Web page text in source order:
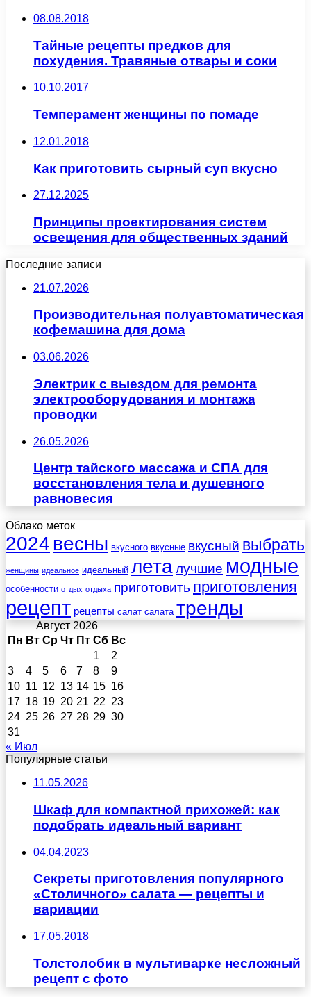
08.08.2018
Тайные рецепты предков для
похудения. Травяные отвары и соки
10.10.2017
Темперамент женщины по помаде
12.01.2018
Как приготовить сырный суп вкусно
27.12.2025
Принципы проектирования систем
освещения для общественных зданий
Последние записи
21.07.2026
Производительная полуавтоматическая
кофемашина для дома
03.06.2026
Электрик с выездом для ремонта
электрооборудования и монтажа
проводки
26.05.2026
Центр тайского массажа и СПА для
восстановления тела и душевного
равновесия
Облако меток
2024 весны вкусного вкусные вкусный выбрать
женщины идеальное идеальный леталучшие модные
особенности отдых отдыха приготовить приготовления
рецепт рецепты салат салата тренды
Август 2026
Пн Вт Ср Чт Пт Сб Вс
1
2
3
4 5 6 7 8
9
10 11 12 13 14 15 16
17 18 19 20 21 22 23
24 25 26 27 28 29 30
31
« Июл
Популярные статьи
11.05.2026
Шкаф для компактной прихожей: как
подобрать идеальный вариант
04.04.2023
Секреты приготовления популярного
«Столичного» салата — рецепты и
вариации
17.05.2018
Толстолобик в мультиварке несложный
рецепт с фото